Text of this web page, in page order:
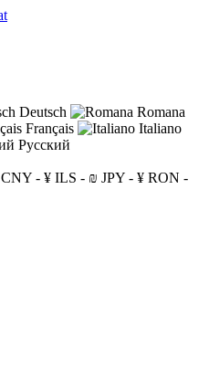
Deutsch
Romana
Français
Italiano
Русский
CNY - ¥ ILS - ₪ JPY - ¥ RON -